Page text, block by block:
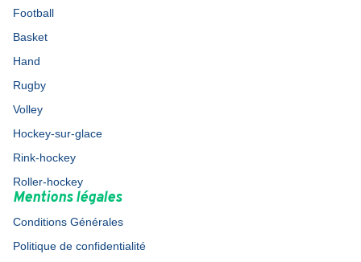
Football
Basket
Hand
Rugby
Volley
Hockey-sur-glace
Rink-hockey
Roller-hockey
Mentions légales
Conditions Générales
Politique de confidentialité